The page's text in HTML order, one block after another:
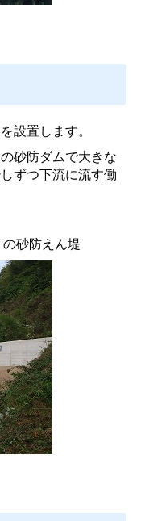
設置します。
砂防ダムで大きな
ずつ下流に流す働
砂防えん堤